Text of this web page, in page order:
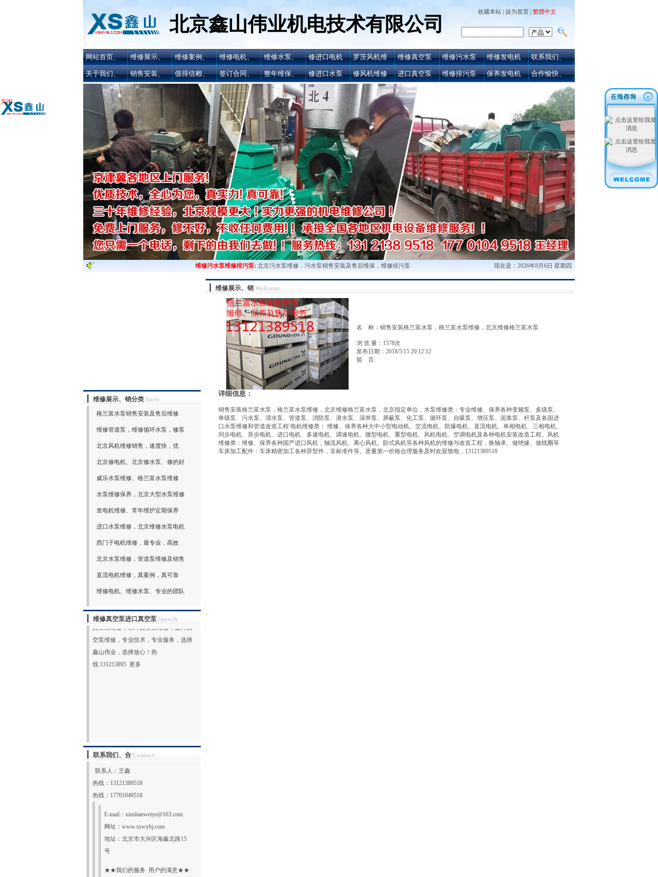
北京鑫山伟业机电技术有限公司
收藏本站| 设为首页| 繁體中文
网站首页、
关于我们、
维修展示、
销售安装、
维修案例、
值得信赖、
维修电机、
签订合同、
维修水泵、
整年维保、
修进口电机
修进口水泵
罗茨风机维
修风机维修
维修真空泵
进口真空泵
维修污水泵
维修排污泵
维修发电机
保养发电机
联系我们、
合作愉快、
维修污水泵维修排污泵: 北京污水泵维修，污水泵销售安装及售后维保，维修排污泵，维修污水提升泵，电机、水泵、机电设备常年维修保养，签订整年维保合同客户众多。用心
现在是：2026年8月6日 星期四
维修展示、销分类 Sorts
格兰富水泵销售安装及售后维修
维修管道泵，维修循环水泵，修泵
北京风机维修销售，速度快，优
北京修电机、北京修水泵、修的好
威乐水泵维修、格兰富水泵维修
水泵维修保养，北京大型水泵维修
发电机维修、常年维护定期保养
进口水泵维修，北京维修水泵电机
西门子电机维修，最专业，高效
北京水泵维修，管道泵维修及销售
直流电机维修，真案例，真可靠
维修电机、维修水泵、专业的团队
维修真空泵进口真空泵 Speech
欢迎光临北京鑫山伟业机电技术有限公
业机电技术有限公司承接全国机电设备
维修服务，签订常年维保合同，专业从
事：水泵维修，电机维修，风机维修，
空泵维修保养，维修罗茨鼓风机，维修
罗茨真空泵，各种真空泵维修，回转式
真空泵维修，水环真空泵维修，旋片真
空泵维修，专业技术，专业服务，选择
鑫山伟业，选择放心！热
线:131213895
更多
联系我们、合 Contact
联系人：王鑫
热线：13121389518
热线：17701049518
E-mail： xinshanweiye@163.com
网址： www.xswybj.com
地址：北京市大兴区海鑫北路15
号
★★我们的服务 用户的满意★★
维修展示、销 Welcome
名 称：销售安装格兰富水泵，格兰富水泵维修，北京维修格兰富水泵
浏 览 量： 1578次
发布日期：2018/5/15 20:12:12
留 言:
详细信息：
销售安装格兰富水泵，格兰富水泵维修，北京维修格兰富水泵，北京指定单位，水泵维修类：专业维修、保养各种变频泵、多级泵、
单级泵、污水泵、清水泵、管道泵、消防泵、潜水泵、深井泵、屏蔽泵、化工泵、循环泵、自吸泵、增压泵、泥浆泵、杆泵及各国进
口水泵维修和管道改造工程.电机维修类： 维修、保养各种大中小型电动机、交流电机、防爆电机、直流电机、单相电机、三相电机、
同步电机、异步电机、进口电机、多速电机、调速电机、微型电机、重型电机、风机电机、空调电机及各种电机安装改造工程。风机
维修类：维修、保养各种国产进口风机，轴流风机、离心风机、卧式风机等各种风机的维修与改造工程，换轴承、做绝缘、做线圈等
车床加工配件：车床精密加工各种异型件，非标准件等。质量第一价格合理服务及时欢迎致电，13121389518
关闭